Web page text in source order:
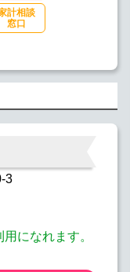
計相談
窓口
3
になれます。